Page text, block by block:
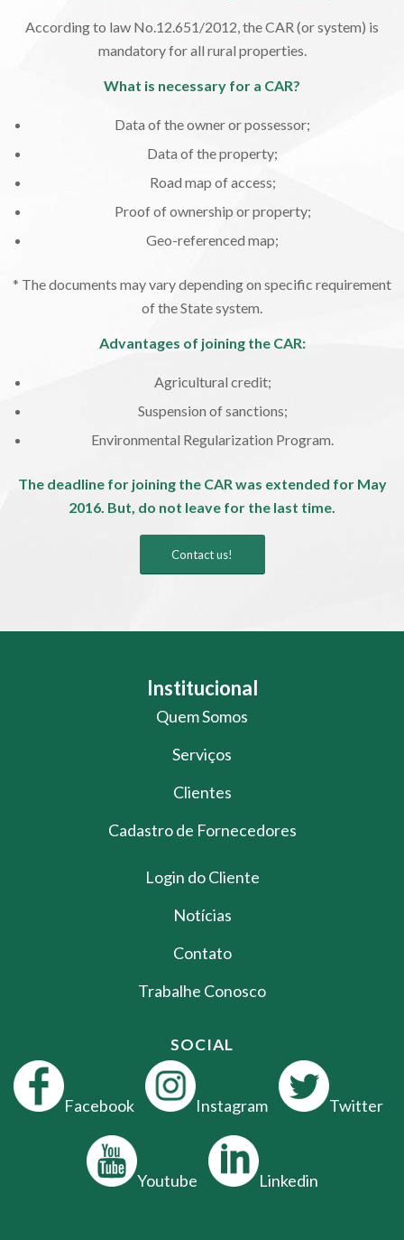
According to law No.12.651/2012, the CAR (or system) is
mandatory for all rural properties.
What is necessary for a CAR?
Data of the owner or possessor;
Data of the property;
Road map of access;
Proof of ownership or property;
Geo-referenced map;
* The documents may vary depending on specific requirement
of the State system.
Advantages of joining the CAR:
Agricultural credit;
Suspension of sanctions;
Environmental Regularization Program.
The deadline for joining the CAR was extended for May
2016. But, do not leave for the last time.
Contact us!
Institucional
Quem Somos
Serviços
Clientes
Cadastro de Fornecedores
Login do Cliente
Notícias
Contato
Trabalhe Conosco
SOCIAL
Facebook Instagram Twitter
Youtube Linkedin